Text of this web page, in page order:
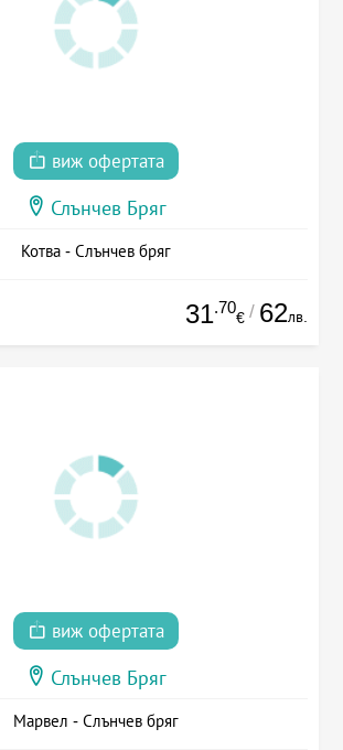
виж офертата
Слънчев Бряг
Котва - Слънчев бряг
31.70
€ / 62лв.
виж офертата
Слънчев Бряг
Марвел - Слънчев бряг